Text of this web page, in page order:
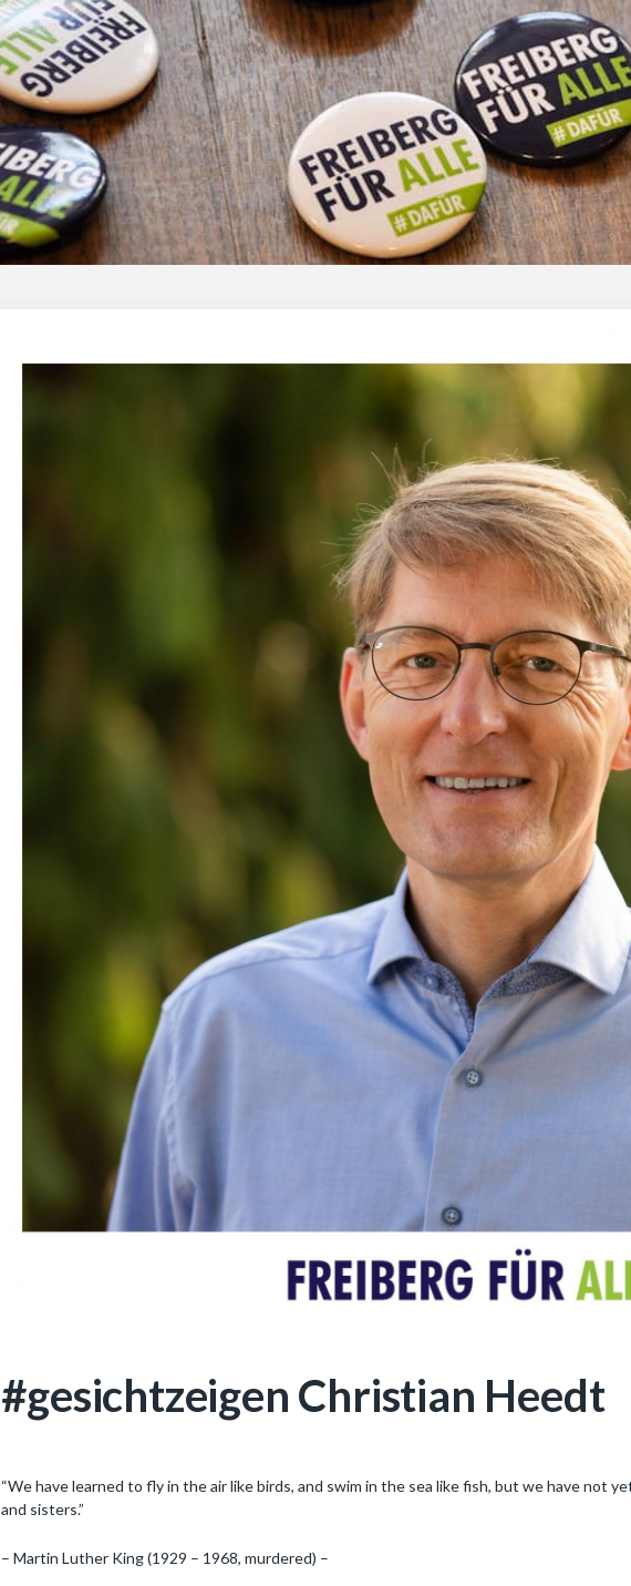
#gesichtzeigen Christian Heedt
“We have learned to fly in the air like birds, and swim in the sea like fish, but we have not
and sisters.”
– Martin Luther King (1929 – 1968, murdered) –